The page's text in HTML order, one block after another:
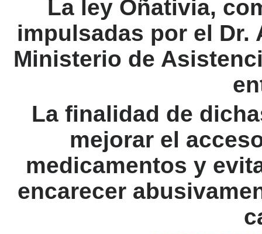
La ley Oñativia,
impulsadas por el Dr.
Ministerio de
La finalidad de
mejorar el
medicamentos y
encarecer